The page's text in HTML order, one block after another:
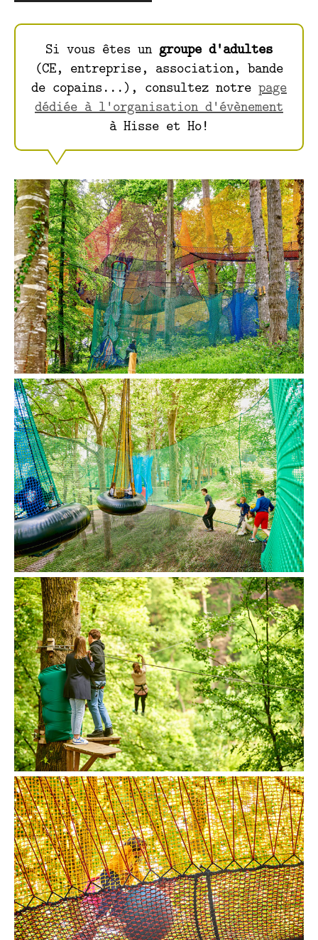
Si vous êtes un groupe d'adultes
(CE, entreprise, association, bande
de copains...), consultez notre page
dédiée à l'organisation d'évènement
à Hisse et Ho!